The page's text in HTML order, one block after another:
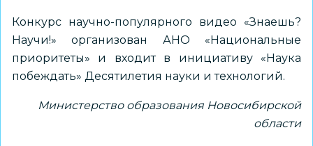
Конкурс научно-популярного видео «Знаешь?
Научи!» организован АНО «Национальные
приоритеты» и входит в инициативу «Наука
побеждать» Десятилетия науки и технологий.
Министерство образования Новосибирской
области